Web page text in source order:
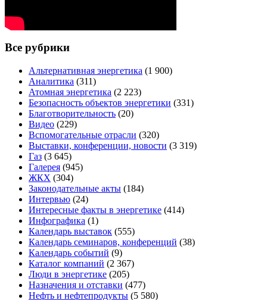
Все рубрики
Альтернативная энергетика (1 900)
Аналитика (311)
Атомная энергетика (2 223)
Безопасность объектов энергетики (331)
Благотворительность (20)
Видео (229)
Вспомогательные отрасли (320)
Выставки, конференции, новости (3 319)
Газ (3 645)
Галерея (945)
ЖКХ (304)
Законодательные акты (184)
Интервью (24)
Интересные факты в энергетике (414)
Инфографика (1)
Календарь выставок (555)
Календарь семинаров, конференций (38)
Календарь событий (9)
Каталог компаний (2 367)
Люди в энергетике (205)
Назначения и отставки (477)
Нефть и нефтепродукты (5 580)